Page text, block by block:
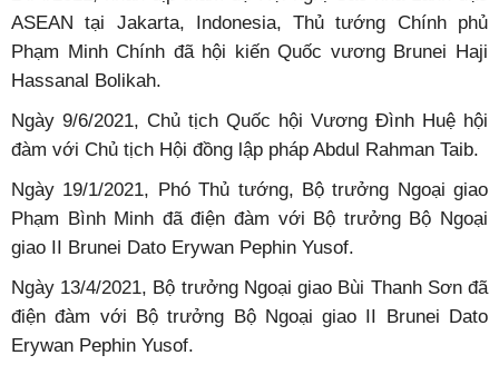
Quốc vương Brunei Darussalam Sultan Haji Hassanal
Bolkiah, tại Phủ Chủ tịch, ngày 27/3/2019.(Ảnh:
Baoquocte.vn)
duy trì tiếp xúc cấp cao theo hình thức linh hoạt. Ngày
24/4/2021, nhân dịp tham dự Hội nghị Các nhà Lãnh đạo
ASEAN tại Jakarta, Indonesia, Thủ tướng Chính phủ